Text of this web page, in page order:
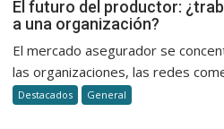
El futuro del productor:
a una organización?
El mercado asegurador se
las organizaciones, las redes
Destacados General